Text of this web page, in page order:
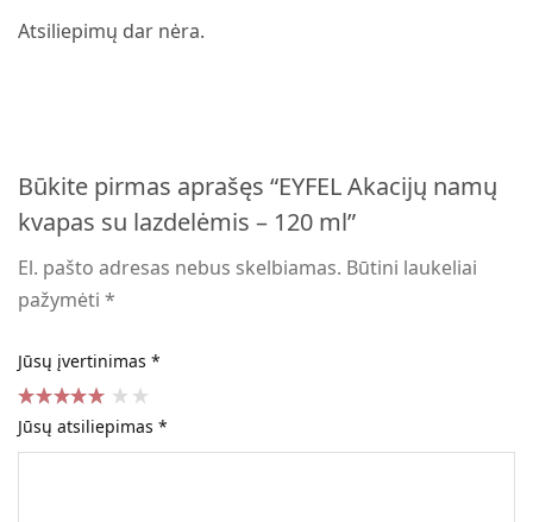
Atsiliepimų dar nėra.
Būkite pirmas aprašęs “EYFEL Akacijų namų
kvapas su lazdelėmis – 120 ml”
El. pašto adresas nebus skelbiamas. Būtini laukeliai
pažymėti*
Jūsų įvertinimas *
Jūsų atsiliepimas*